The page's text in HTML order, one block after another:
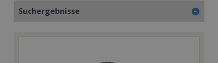
Suchergebnisse